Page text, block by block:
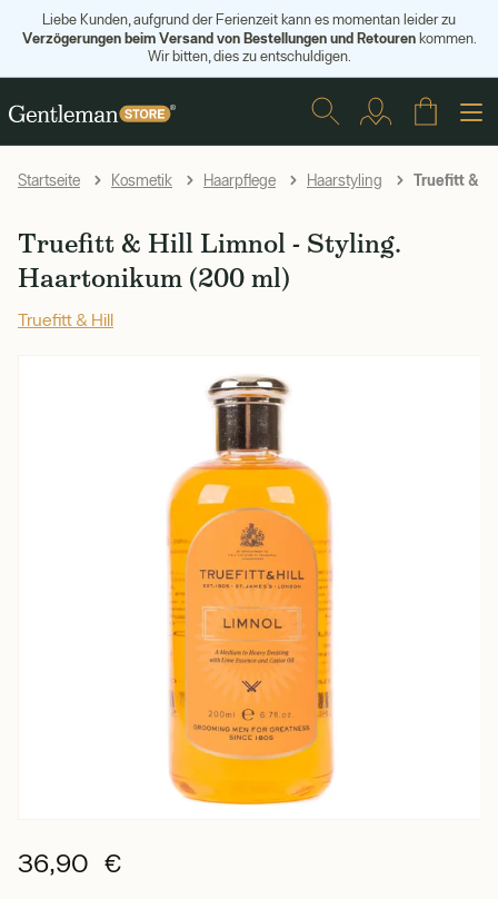
Liebe Kunden, aufgrund der Ferienzeit kann es momentan leider zu
Verzögerungen beim Versand von Bestellungen und Retourenkommen.
Wir bitten, dies zu entschuldigen.
Startseite Kosmetik Haarpflege Haarstyling Truefitt &
Truefitt & Hill Limnol - Styling.
Haartonikum (200 ml)
Truefitt & Hill
36,90 €